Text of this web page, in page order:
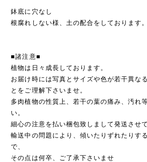
鉢底に穴なし
根腐れしない様、土の配合をしております
■諸注意■
植物は日々成長しております。
お届け時には写真とサイズや色が若干異な
とをご理解下さいませ。
多肉植物の性質上、若干の葉の痛み、汚れ
い。
細心の注意を払い梱包致しまして発送させ
輸送中の問題により、傾いたりずれたりす
で、
その点は何卒、ご了承下さいませ